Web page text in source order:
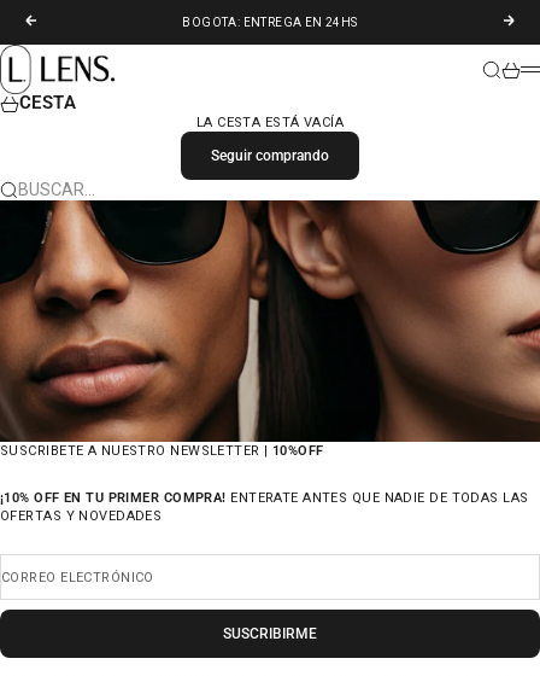
ANTERIOR
BOGOTA: ENTREGA EN 24HS
LENS. COLOMBIA
BUSCAR
CESTA
LA CESTA ESTÁ VACÍA
Seguir comprando
BUSCAR…
SUSCRIBETE A NUESTRO NEWSLETTER | 10%OFF
¡10% OFF EN TU PRIMER COMPRA! ENTERATE ANTES QUE NADIE DE TODAS LAS
OFERTAS Y NOVEDADES
CORREO ELECTRÓNICO
SUSCRIBIRME